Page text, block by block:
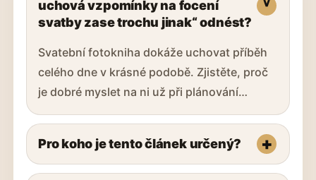
uchová vzpomínky na focení
svatby zase trochu jinak“ odnést?
Svatební fotokniha dokáže uchovat příběh
celého dne v krásné podobě. Zjistěte, proč
je dobré myslet na ni už při plánování…
Pro koho je tento článek určený?